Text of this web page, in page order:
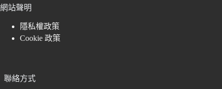
網站聲明
隱私權政策
Cookie 政策
聯絡方式